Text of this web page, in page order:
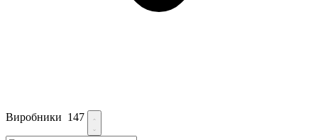
Виробники 147